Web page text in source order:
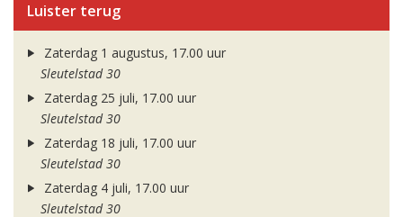
Luister terug
Zaterdag 1 augustus, 17.00 uur
Sleutelstad 30
Zaterdag 25 juli, 17.00 uur
Sleutelstad 30
Zaterdag 18 juli, 17.00 uur
Sleutelstad 30
Zaterdag 4 juli, 17.00 uur
Sleutelstad 30